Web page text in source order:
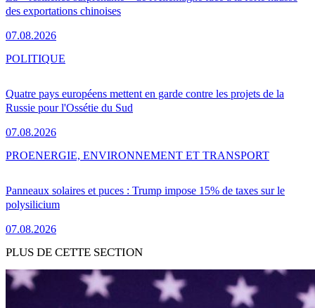
des exportations chinoises
07.08.2026
Quatre pays européens mettent en garde contre les projets de la
Russie pour l'Ossétie du Sud
07.08.2026
POLITIQUE
Panneaux solaires et puces : Trump impose 15% de taxes sur le
polysilicium
07.08.2026
PROENERGIE, ENVIRONNEMENT ET TRANSPORT
PLUS DE CETTE SECTION